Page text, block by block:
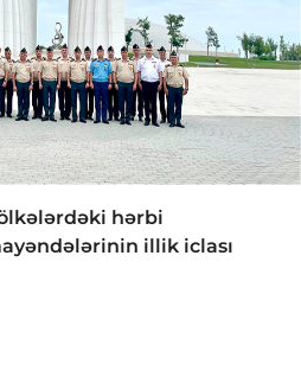
hərbi
illik iclası